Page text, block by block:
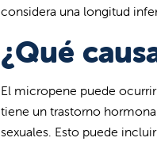
considera una longitud
¿Qué
El micropene puede
tiene un trastorno
sexuales. Esto puede